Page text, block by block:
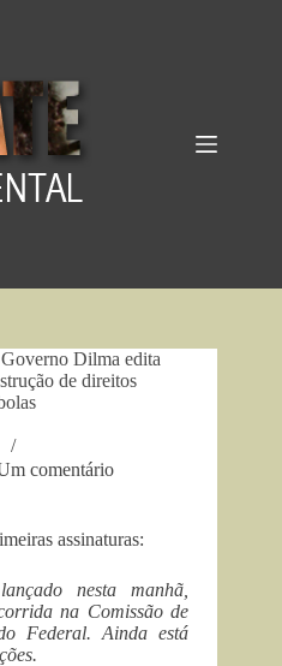
Dilma edita
de direitos
comentário
assinaturas:
nesta manhã,
na Comissão de
Federal. Ainda está